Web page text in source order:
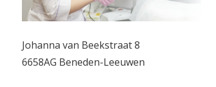
Johanna van Beekstraat 8
6658AG Beneden-Leeuwen